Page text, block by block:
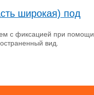
широкая) под
с фиксацией при помощи
вид.